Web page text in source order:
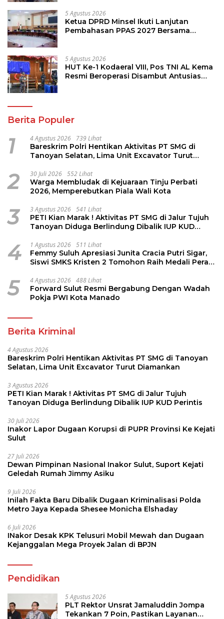
5 Agustus 2026
Ketua DPRD Minsel Ikuti Lanjutan
Pembahasan PPAS 2027 Bersama
5 Agustus 2026
HUT Ke-1 Kodaeral VIII, Pos TNI AL Kema
Resmi Beroperasi Disambut Antusias
Berita Populer
1 4 Agustus 2026 739 Lihat
Bareskrim Polri Hentikan Aktivitas PT SMG di
Tanoyan Selatan, Lima Unit Excavator Turut
2 30 Juli 2026 552 Lihat
Warga Membludak di Kejuaraan Tinju Perbati
2026, Memperebutkan Piala Wali Kota
3 3 Agustus 2026 541 Lihat
PETI Kian Marak ! Aktivitas PT SMG di Jalur Tujuh
Tanoyan Diduga Berlindung Dibalik IUP KUD
4 1 Agustus 2026 511 Lihat
Femmy Suluh Apresiasi Junita Cracia Putri Sigar,
Siswi SMKS Kristen 2 Tomohon Raih Medali Perak
5 4 Agustus 2026 488 Lihat
Forward Sulut Resmi Bergabung Dengan Wadah
Pokja PWI Kota Manado
Berita Kriminal
4 Agustus 2026
Bareskrim Polri Hentikan Aktivitas PT SMG di Tanoyan
Selatan, Lima Unit Excavator Turut Diamankan
3 Agustus 2026
PETI Kian Marak ! Aktivitas PT SMG di Jalur Tujuh
Tanoyan Diduga Berlindung Dibalik IUP KUD Perintis
30 Juli 2026
Inakor Lapor Dugaan Korupsi di PUPR Provinsi Ke Kejati
Sulut
27 Juli 2026
Dewan Pimpinan Nasional Inakor Sulut, Suport Kejati
Geledah Rumah Jimmy Asiku
9 Juli 2026
Inilah Fakta Baru Dibalik Dugaan Kriminalisasi Polda
Metro Jaya Kepada Shesee Monicha Elshaday
6 Juli 2026
INakor Desak KPK Telusuri Mobil Mewah dan Dugaan
Kejanggalan Mega Proyek Jalan di BPJN
Pendidikan
5 Agustus 2026
PLT Rektor Unsrat Jamaluddin Jompa
Tekankan 7 Poin, Pastikan Layanan